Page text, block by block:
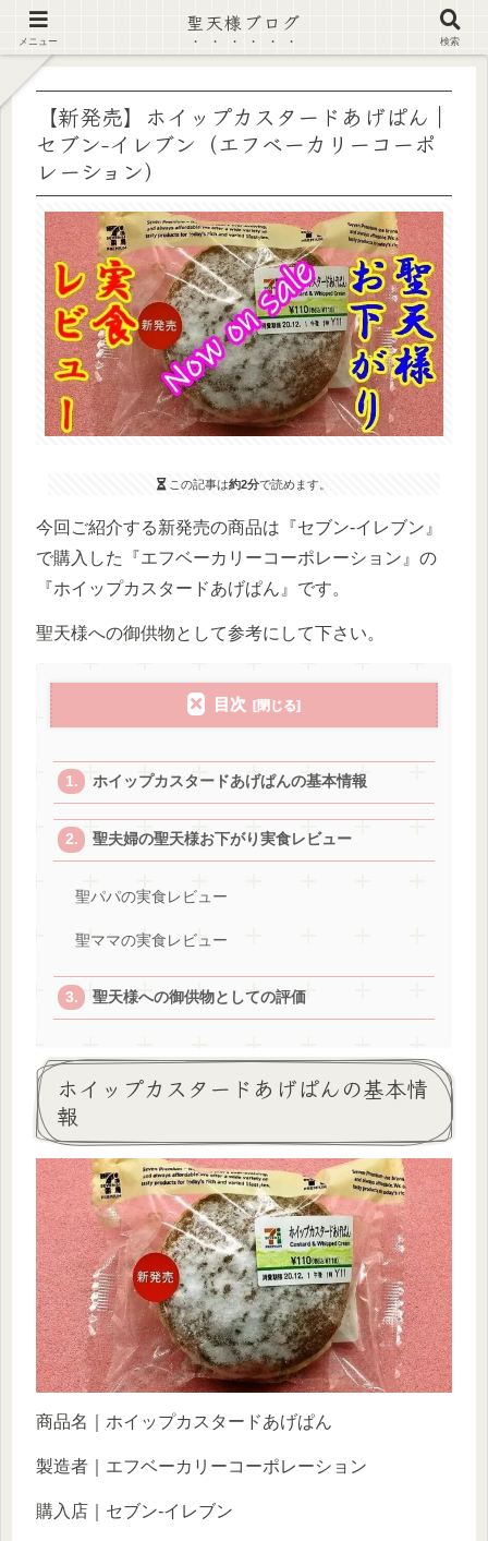
【注意喚起】偽サイト及び偽情報に注意 ▶確認する◀
【新発売】ホイップカスタードあげぱん｜
セブン-イレブン（エフベーカリーコーポ
レーション）
この記事は約2分で読めます。
今回ご紹介する新発売の商品は『セブン-イレブン』
で購入した『エフベーカリーコーポレーション』の
『ホイップカスタードあげぱん』です。
聖天様への御供物として参考にして下さい。
目次
ホイップカスタードあげぱんの基本情報
聖夫婦の聖天様お下がり実食レビュー
聖パパの実食レビュー
聖ママの実食レビュー
聖天様への御供物としての評価
ホイップカスタードあげぱんの基本情
報
商品名｜ホイップカスタードあげぱん
製造者｜エフベーカリーコーポレーション
購入店｜セブン-イレブン
メニュー
聖天様ブログ
検索